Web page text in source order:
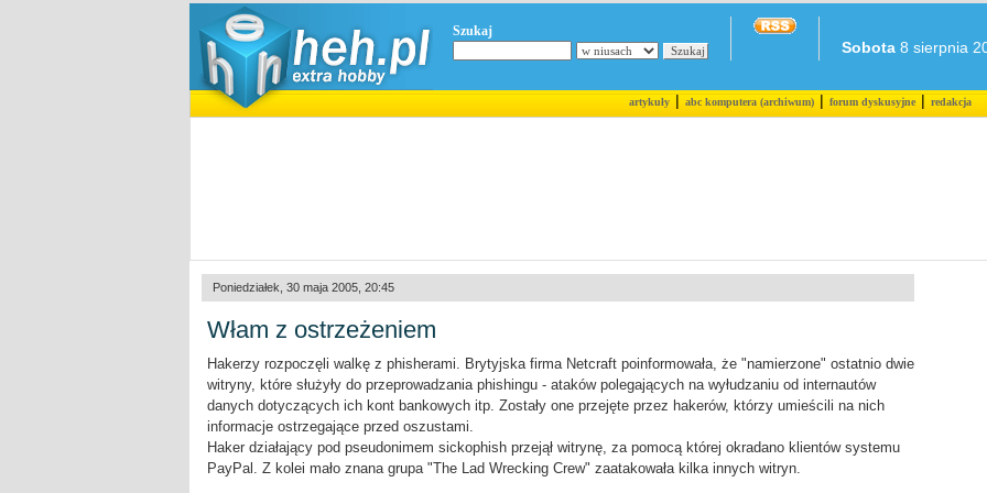
Szukaj
Sobota 8 sierpnia
artykuły|abc komputera (archiwum)|forum dyskusyjne|redakcja
Poniedziałek, 30 maja 2005, 20:45
Włam z ostrzeżeniem
Hakerzy rozpoczęli walkę z phisherami. Brytyjska firma Netcraft poinformowała, że "namierzone" ostatnio dwie
witryny, które służyły do przeprowadzania phishingu - ataków polegających na wyłudzaniu od internautów
danych dotyczących ich kont bankowych itp. Zostały one przejęte przez hakerów, którzy umieścili na nich
informacje ostrzegające przed oszustami.
Haker działający pod pseudonimem sickophish przejął witrynę, za pomocą której okradano klientów systemu
PayPal. Z kolei mało znana grupa "The Lad Wrecking Crew" zaatakowała kilka innych witryn.